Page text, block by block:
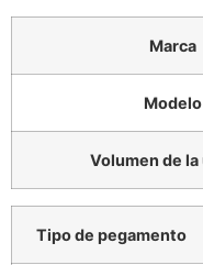
Marca
Modelo
Volumen de la
Tipo de pegamento